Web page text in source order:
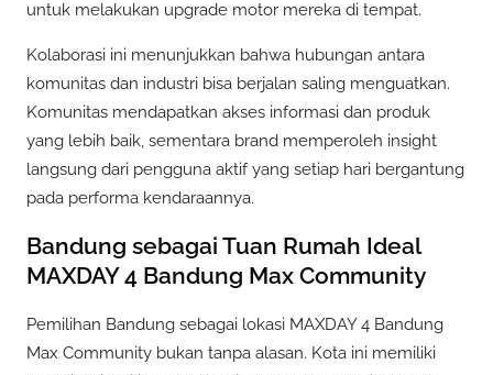
untuk melakukan upgrade motor mereka di tempat.
Kolaborasi ini menunjukkan bahwa hubungan antara
komunitas dan industri bisa berjalan saling menguatkan.
Komunitas mendapatkan akses informasi dan produk
yang lebih baik, sementara brand memperoleh insight
langsung dari pengguna aktif yang setiap hari bergantung
pada performa kendaraannya.
Bandung sebagai Tuan Rumah Ideal
MAXDAY 4 Bandung Max Community
Pemilihan Bandung sebagai lokasi MAXDAY 4 Bandung
Max Community bukan tanpa alasan. Kota ini memiliki